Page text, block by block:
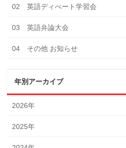
02 英語ディべート学習会
03 英語弁論大会
04 その他 お知らせ
年別アーカイブ
2026年
2025年